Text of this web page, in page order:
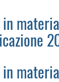
in
in